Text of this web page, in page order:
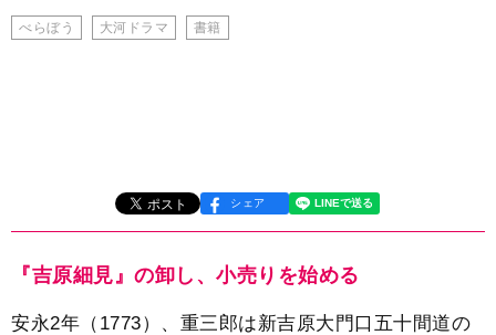
べらぼう 大河ドラマ 書籍
シェア
『吉原細見』の卸し、小売りを始める
安永2年（1773）、重三郎は新吉原大門口五十間道の